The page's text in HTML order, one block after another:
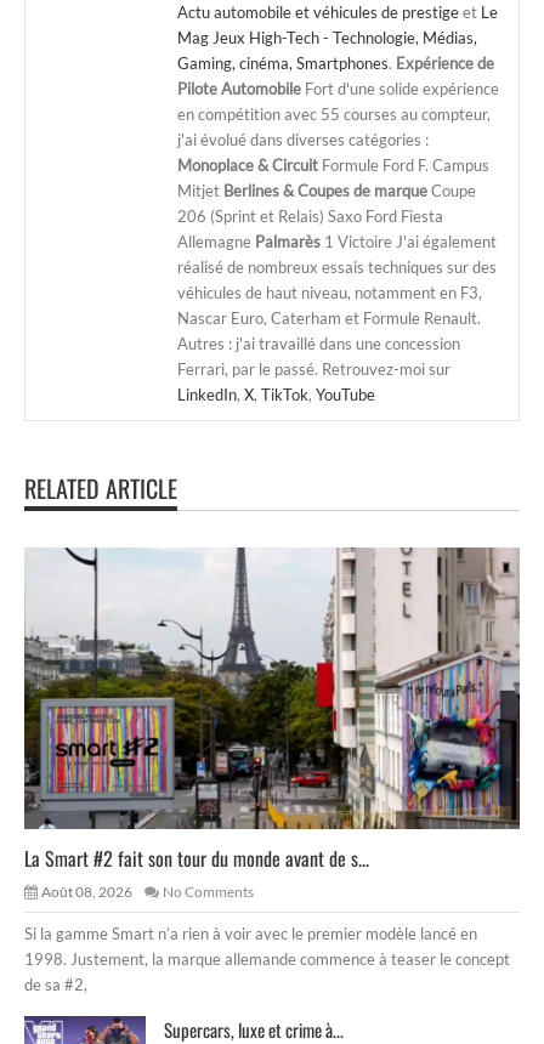
Actu automobile et véhicules de prestigeet Le
Mag Jeux High-Tech - Technologie, Médias,
Gaming, cinéma, Smartphones. Expérience de
Pilote Automobile Fort d'une solide expérience
en compétition avec 55 courses au compteur,
j'ai évolué dans diverses catégories :
Monoplace & Circuit Formule Ford F. Campus
Mitjet Berlines & Coupes de marqueCoupe
206 (Sprint et Relais) Saxo Ford Fiesta
Allemagne Palmarès 1 Victoire J'ai également
réalisé de nombreux essais techniques sur des
véhicules de haut niveau, notamment en F3,
Nascar Euro, Caterham et Formule Renault.
Autres : j'ai travaillé dans une concession
Ferrari, par le passé. Retrouvez-moi sur
LinkedIn, X, TikTok, YouTube
RELATED ARTICLE
La Smart #2 fait son tour du monde avant de s...
Août 08, 2026 No Comments
Si la gamme Smart n’a rien à voir avec le premier modèle lancé en
1998. Justement, la marque allemande commence à teaser le concept
de sa #2,
Supercars, luxe et crime à...